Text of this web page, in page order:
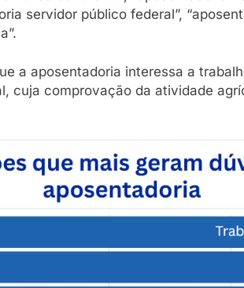
servidor público federal”,
a aposentadoria interessa a
cuja comprovação da atividade